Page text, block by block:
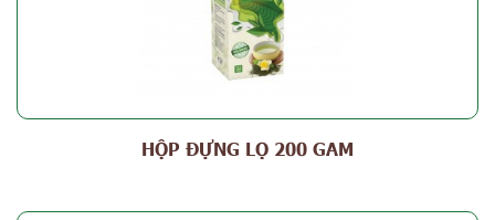
HỘP ĐỰNG LỌ 200 GAM